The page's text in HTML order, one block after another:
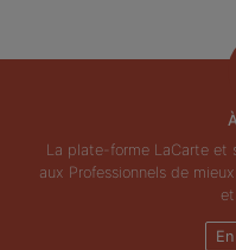
La plate-forme LaCarte et
aux Professionnels de